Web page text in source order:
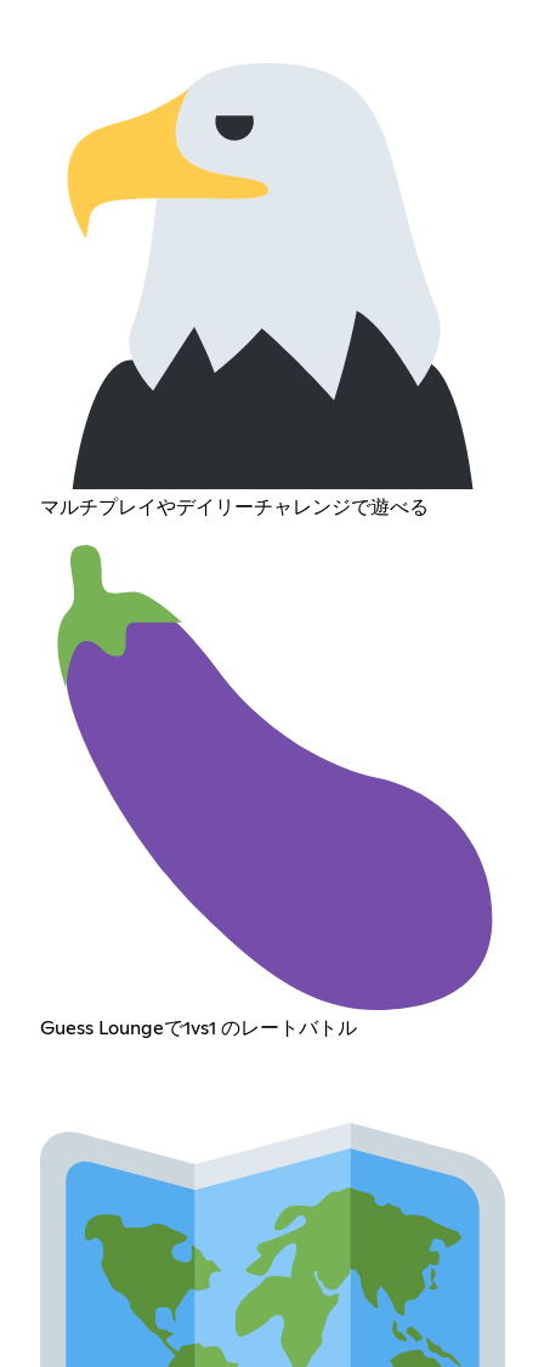
マルチプレイやデイリーチャレンジで遊べる
Guess Loungeで1vs1 のレートバトル